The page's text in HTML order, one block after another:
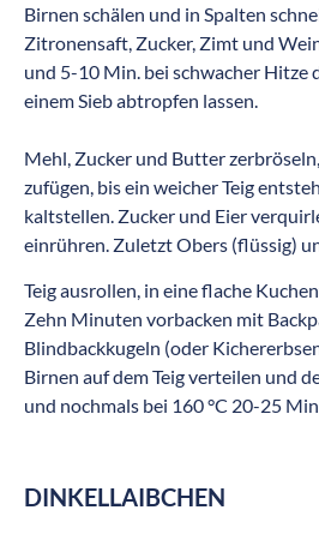
Birnen schälen und in Spalten
Zitronensaft, Zucker, Zimt und
und 5-10 Min. bei schwacher Hitze
einem Sieb abtropfen lassen.
Mehl, Zucker und Butter
zufügen, bis ein weicher Teig
kaltstellen. Zucker und Eier
einrühren. Zuletzt Obers (flüssig)
Teig ausrollen, in eine flache
Zehn Minuten vorbacken mit
Blindbackkugeln (oder
Birnen auf dem Teig verteilen und
und nochmals bei 160 °C 20-25
DINKELLAIBCHEN